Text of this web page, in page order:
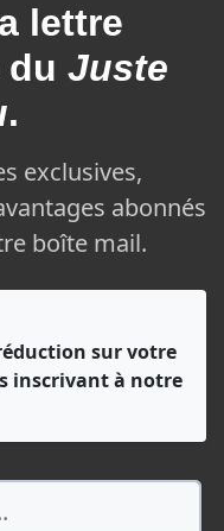
lettre
Juste
.
exclusives,
abonnés
boîte mail.
sur votre
inscrivant à notre